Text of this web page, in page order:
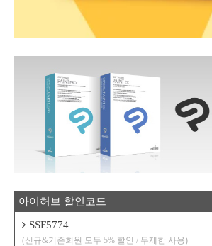
아이허브 할인코드
SSF5774
(신규&기존회원 모두 5% 할인 / 무제한 사용)